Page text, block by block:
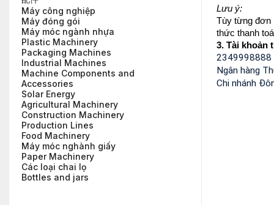
Máy công nghiệp
Máy đóng gói
Máy móc ngành nhựa
Plastic Machinery
Packaging Machines
Industrial Machines
Machine Components and
Accessories
Solar Energy
Agricultural Machinery
Construction Machinery
Production Lines
Food Machinery
Máy móc nghành giấy
Paper Machinery
Các loại chai lọ
Bottles and jars
Lưu ý:
Tùy từng đơn
thức thanh
3. Tài khoản
2349998888
Ngân hàng
Chi nhánh